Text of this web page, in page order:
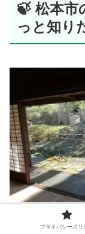
🍃 松本市
っと知り
松本市には、
プライバシーポリ